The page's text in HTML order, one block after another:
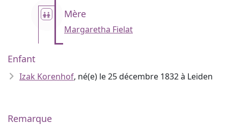
Mère
Margaretha Fielat
Enfant
Izak Korenhof, né(e) le 25 décembre 1832 à Leiden
Remarque